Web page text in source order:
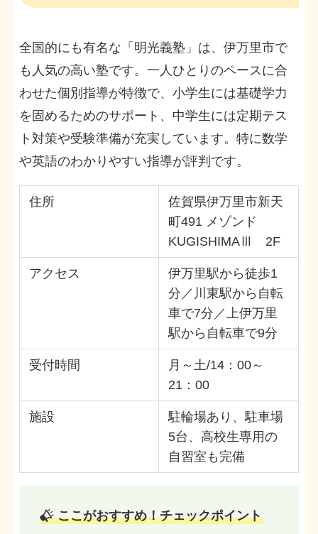
全国的にも有名な「明光義塾」は、伊万里市で
も人気の高い塾です。一人ひとりのペースに合
わせた個別指導が特徴で、小学生には基礎学力
を固めるためのサポート、中学生には定期テス
ト対策や受験準備が充実しています。特に数学
や英語のわかりやすい指導が評判です。
住所
佐賀県伊万里市新天
町491 メゾンド
KUGISHIMAⅢ 2F
アクセス
伊万里駅から徒歩1
分／川東駅から自転
車で7分／上伊万里
駅から自転車で9分
受付時間
月～土/14：00～
21：00
施設
駐輪場あり、駐車場
5台、高校生専用の
自習室も完備
ここがおすすめ！チェックポイント